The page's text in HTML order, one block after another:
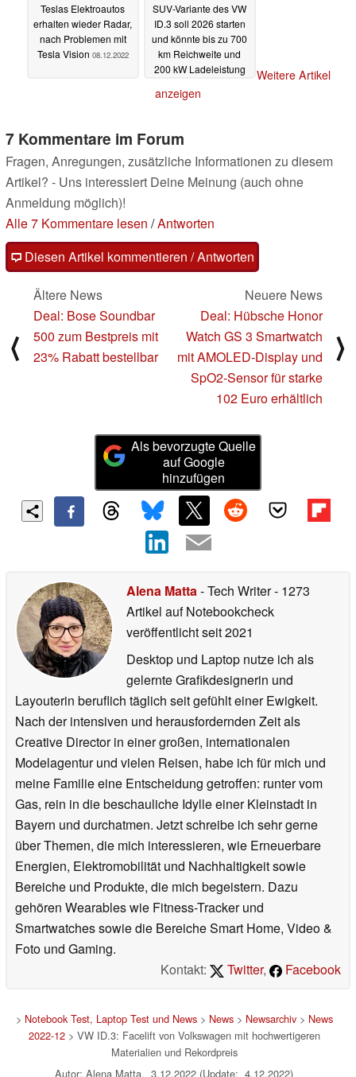
Teslas Elektroautos
erhalten wieder Radar,
nach Problemen mit
Tesla Vision 08.12.2022
SUV-Variante des VW
ID.3 soll 2026 starten
und könnte bis zu 700
km Reichweite und
200 kW Ladeleistung
Weitere Artikel
anzeigen
7 Kommentare im Forum
Fragen, Anregungen, zusätzliche Informationen zu diesem
Artikel? - Uns interessiert Deine Meinung (auch ohne
Anmeldung möglich)!
Alle 7 Kommentare lesen /Antworten
Diesen Artikel kommentieren / Antworten
⟨
Ältere News
Deal: Bose Soundbar
500 zum Bestpreis mit
23% Rabatt bestellbar
Neuere News
Deal: Hübsche Honor
Watch GS 3 Smartwatch
mit AMOLED-Display und
SpO2-Sensor für starke
102 Euro erhältlich
⟩
Als bevorzugte Quelle
auf Google
hinzufügen
Alena Matta- Tech Writer- 1273
Artikel auf Notebookcheck
veröffentlichtseit 2021
Desktop und Laptop nutze ich als
gelernte Grafikdesignerin und
Layouterin beruflich täglich seit gefühlt einer Ewigkeit.
Nach der intensiven und herausfordernden Zeit als
Creative Director in einer großen, internationalen
Modelagentur und vielen Reisen, habe ich für mich und
meine Familie eine Entscheidung getroffen: runter vom
Gas, rein in die beschauliche Idylle einer Kleinstadt in
Bayern und durchatmen. Jetzt schreibe ich sehr gerne
über Themen, die mich interessieren, wie Erneuerbare
Energien, Elektromobilität und Nachhaltigkeit sowie
Bereiche und Produkte, die mich begeistern. Dazu
gehören Wearables wie Fitness-Tracker und
Smartwatches sowie die Bereiche Smart Home, Video &
Foto und Gaming.
Kontakt:
Twitter, Facebook
> Notebook Test, Laptop Test und News> News> Newsarchiv> News
2022-12> VW ID.3: Facelift von Volkswagen mit hochwertigeren
Materialien und Rekordpreis
Autor: Alena Matta, 3.12.2022 (Update: 4.12.2022)